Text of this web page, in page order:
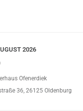
2026
Ofenerdiek
36, 26125 Oldenburg